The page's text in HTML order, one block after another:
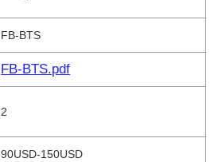
FB-BTS
FB-BTS.pdf
2
90USD-150USD